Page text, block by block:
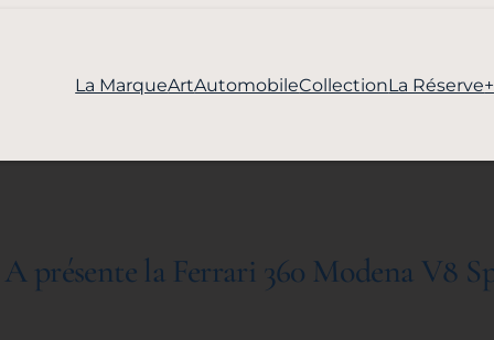
La MarqueArtAutomobileCollectionLa Réserve+
présente la Ferrari 360 Modena V8